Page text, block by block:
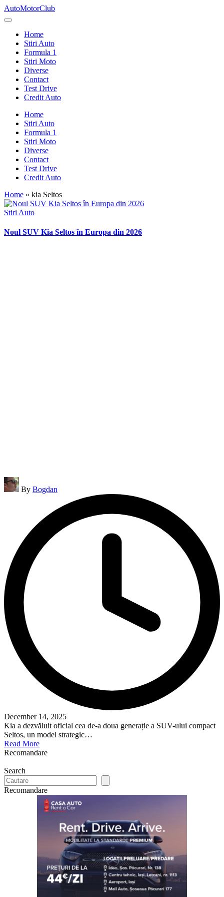
Skip
to
AutoMotorClub
Totul
masini
pasionatii
masini
Home
Stiri Auto
Formula 1
Stiri Moto
Diverse
Contact
Test Drive
Credit Auto
Home
Stiri Auto
Formula 1
Stiri Moto
Diverse
Contact
Test Drive
Credit Auto
Home » kia Seltos
Posted
Stiri Auto
Noul SUV Kia Seltos în Europa din 2026
Posted
by
By Bogdan
December 14, 2025
Kia a dezvăluit oficial cea de-a doua generație a SUV-ului compact
Seltos, un model strategic…
Read More
Recomandare
Search
Recomandare